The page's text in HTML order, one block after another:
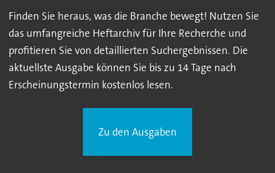
Finden Sie heraus, was die Branche bewegt! Nutzen Sie
das umfangreiche Heftarchiv für Ihre Recherche und
profitieren Sie von detaillierten Suchergebnissen. Die
aktuellste Ausgabe können Sie bis zu 14 Tage nach
Erscheinungstermin kostenlos lesen.
Zu den Ausgaben